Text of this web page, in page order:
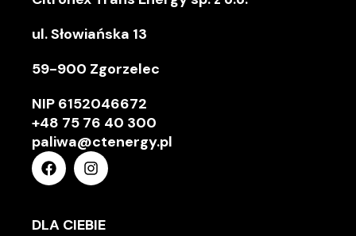
ul. Słowiańska 13
59-900 Zgorzelec
NIP 6152046672
+48 75 76 40 300
paliwa@ctenergy.pl
DLA CIEBIE